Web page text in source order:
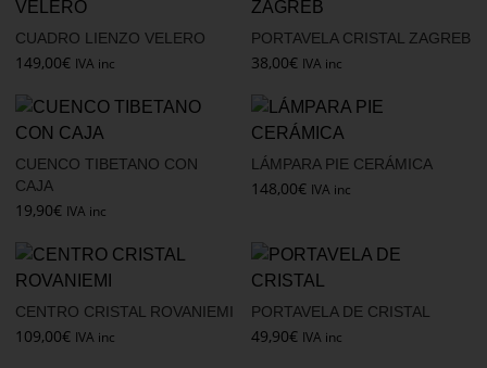
CUADRO LIENZO VELERO
149,00€ IVA inc
PORTAVELA CRISTAL ZAGREB
38,00€ IVA inc
CUENCO TIBETANO CON
CAJA
19,90€ IVA inc
LÁMPARA PIE CERÁMICA
148,00€ IVA inc
CENTRO CRISTAL ROVANIEMI
109,00€ IVA inc
PORTAVELA DE CRISTAL
49,90€ IVA inc